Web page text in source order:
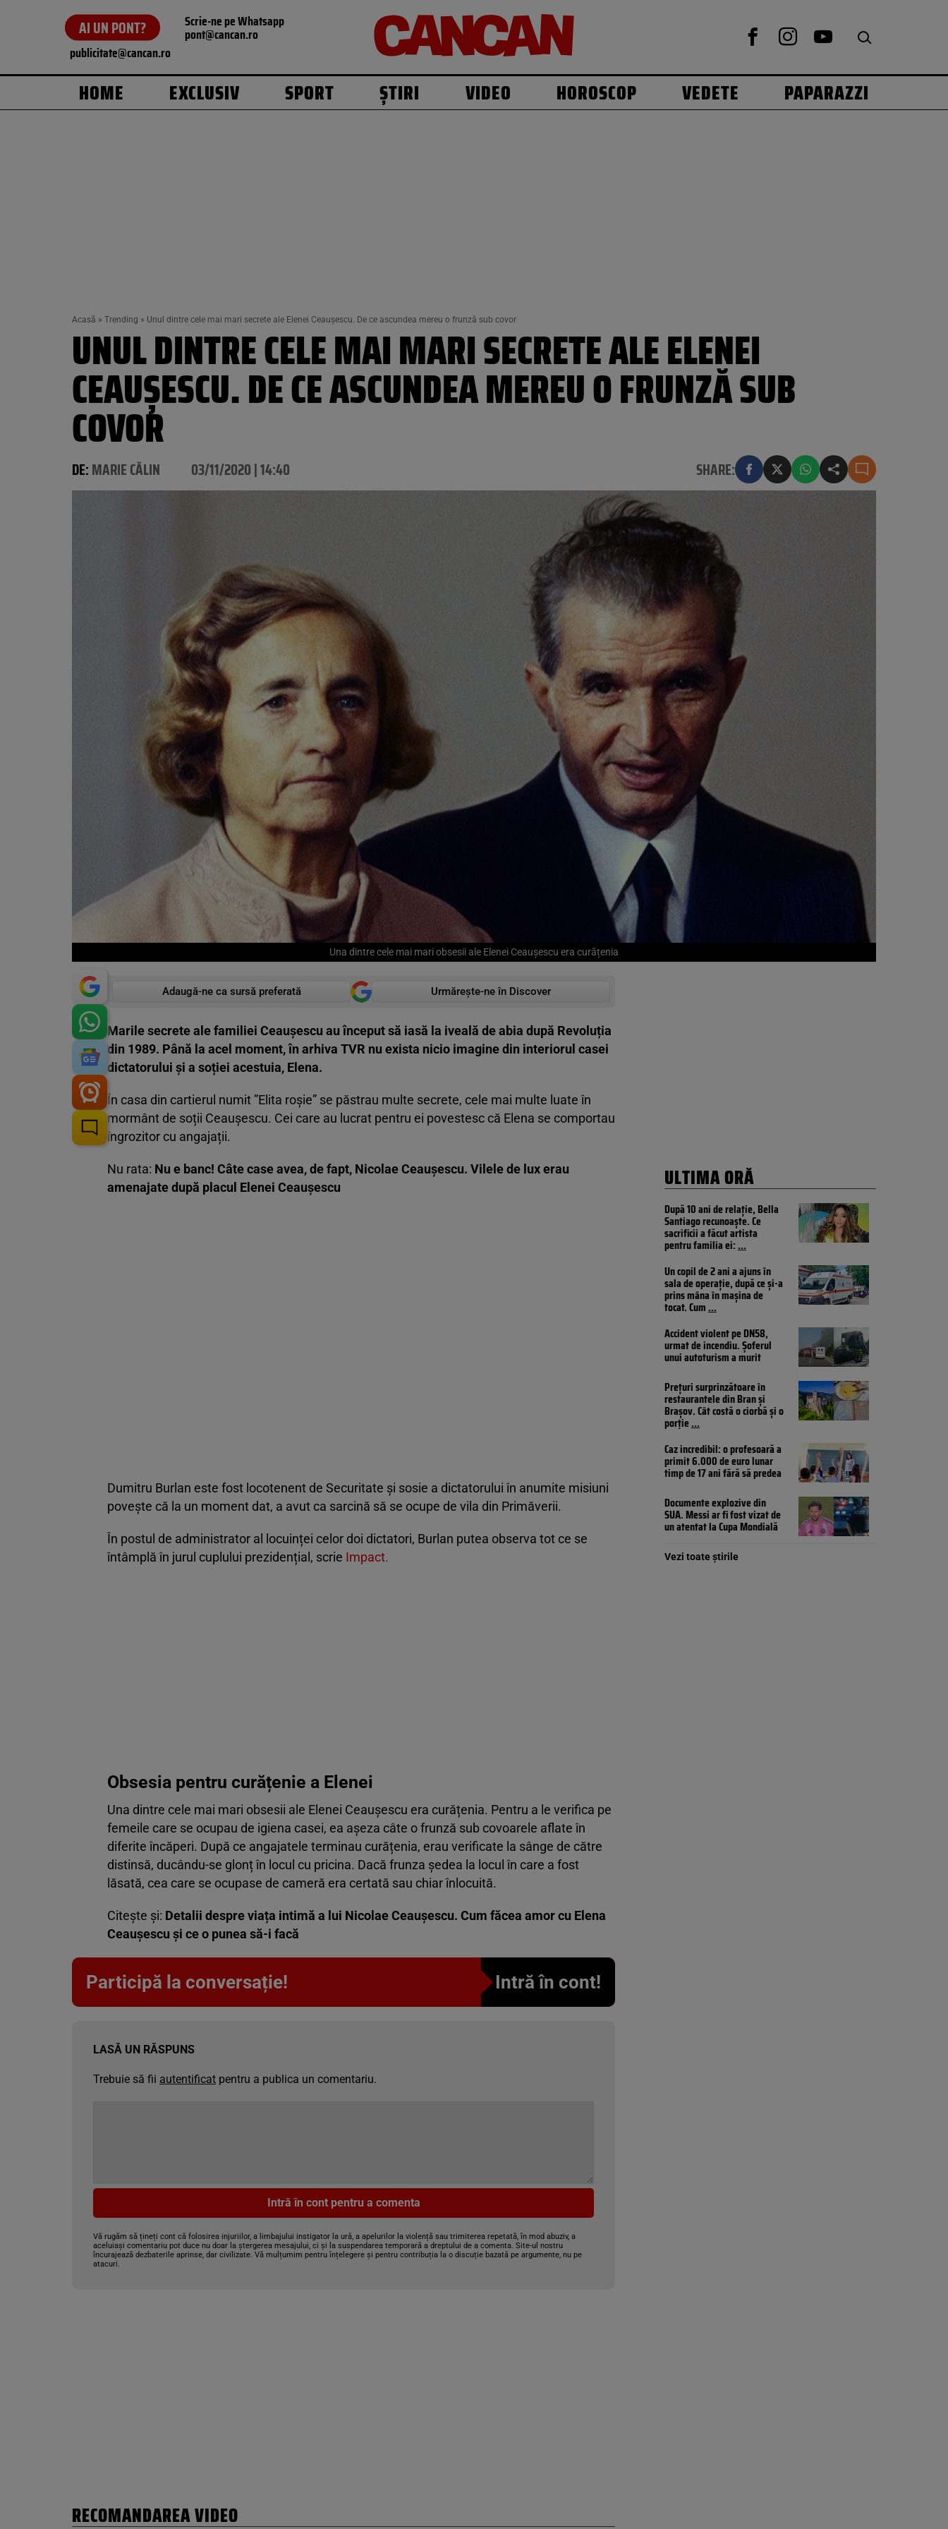
AI UN PONT? Scrie-ne pe Whatsapp
pont@cancan.ro
publicitate@cancan.ro
HOME EXCLUSIV SPORT ȘTIRI VIDEO HOROSCOP VEDETE PAPARAZZI
Acasă » Trending » Unul dintre cele mai mari secrete ale Elenei Ceaușescu. De ce ascundea mereu o frunză sub covor
UNUL DINTRE CELE MAI MARI SECRETE ALE ELENEI
CEAUȘESCU. DE CE ASCUNDEA MEREU O FRUNZĂ SUB
COVOR
DE:MARIE CĂLIN 03/11/2020 | 14:40 SHARE:
Una dintre cele mai mari obsesii ale Elenei Ceaușescu era curățenia
Adaugă-ne ca sursă preferată Urmărește-ne în Discover
Marile secrete ale familiei Ceaușescu au început să iasă la iveală de abia după Revoluția
din 1989. Până la acel moment, în arhiva TVR nu exista nicio imagine din interiorul casei
dictatorului și a soției acestuia, Elena.
În casa din cartierul numit ”Elita roșie” se păstrau multe secrete, cele mai multe luate în
mormânt de soții Ceaușescu. Cei care au lucrat pentru ei povestesc că Elena se comportau
îngrozitor cu angajații.
Nu rata: Nu e banc! Câte case avea, de fapt, Nicolae Ceaușescu. Vilele de lux erau
amenajate după placul Elenei Ceaușescu
Dumitru Burlan este fost locotenent de Securitate și sosie a dictatorului în anumite misiuni
povește că la un moment dat, a avut ca sarcină să se ocupe de vila din Primăverii.
În postul de administrator al locuinței celor doi dictatori, Burlan putea observa tot ce se
întâmplă în jurul cuplului prezidențial, scrie Impact.
Obsesia pentru curățenie a Elenei
Una dintre cele mai mari obsesii ale Elenei Ceaușescu era curățenia. Pentru a le verifica pe
femeile care se ocupau de igiena casei, ea așeza câte o frunză sub covoarele aflate în
diferite încăperi. După ce angajatele terminau curățenia, erau verificate la sânge de către
distinsă, ducându-se glonț în locul cu pricina. Dacă frunza ședea la locul în care a fost
lăsată, cea care se ocupase de cameră era certată sau chiar înlocuită.
Citește și: Detalii despre viața intimă a lui Nicolae Ceaușescu. Cum făcea amor cu Elena
Ceaușescu și ce o punea să-i facă
Participă la conversație! Intră în cont!
LASĂ UN RĂSPUNS
Trebuie să fii autentificat pentru a publica un comentariu.
Intră în cont pentru a comenta
Vă rugăm să țineți cont că folosirea injuriilor, a limbajului instigator la ură, a apelurilor la violență sau trimiterea repetată, în mod abuziv, a
aceluiași comentariu pot duce nu doar la ștergerea mesajului, ci și la suspendarea temporară a dreptului de a comenta. Site-ul nostru
încurajează dezbaterile aprinse, dar civilizate. Vă mulțumim pentru înțelegere și pentru contribuția la o discuție bazată pe argumente, nu pe
atacuri.
RECOMANDAREA VIDEO
ULTIMA ORĂ
După 10 ani de relație, Bella
Santiago recunoaște. Ce
sacrificii a făcut artista
pentru familia ei:...
Un copil de 2 ani a ajuns în
sala de operație, după ce și-a
prins mâna în mașina de
tocat. Cum...
Accident violent pe DN58,
urmat de incendiu. Șoferul
unui autoturism a murit
Prețuri surprinzătoare în
restaurantele din Bran și
Brașov. Cât costă o ciorbă și o
porție...
Caz incredibil: o profesoară a
primit 6.000 de euro lunar
timp de 17 ani fără să predea
Documente explozive din
SUA. Messi ar fi fost vizat de
un atentat la Cupa Mondială
Vezi toate știrile